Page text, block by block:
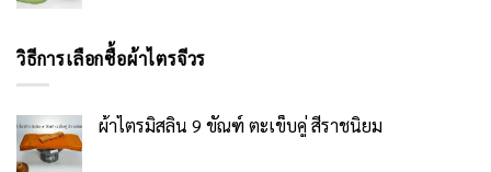
วิธีการเลือกซื้อผ้าไตรจีวร
ผ้าไตรมิสลิน 9 ขัณฑ์ ตะเข็บคู่ สีราชนิยม